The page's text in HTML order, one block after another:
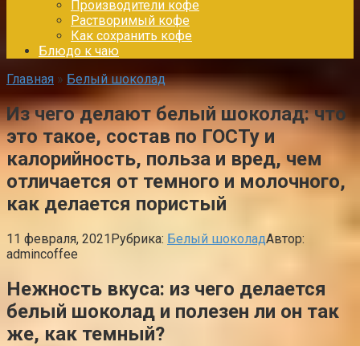
Производители кофе
Растворимый кофе
Как сохранить кофе
Блюдо к чаю
Главная » Белый шоколад
Из чего делают белый шоколад: что
это такое, состав по ГОСТу и
калорийность, польза и вред, чем
отличается от темного и молочного,
как делается пористый
11 февраля, 2021Рубрика: Белый шоколадАвтор:
admincoffee
Нежность вкуса: из чего делается
белый шоколад и полезен ли он так
же, как темный?